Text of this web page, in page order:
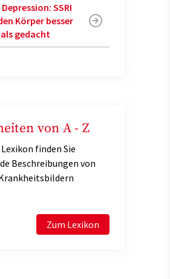
SSRI
Körper besser
gedacht
von A - Z
finden Sie
Beschreibungen von
Zum Lexikon